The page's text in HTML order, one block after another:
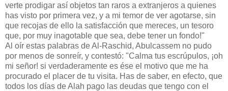
verte prodigar así objetos tan raros a extranjeros a quienes
has visto por primera vez, y a mi temor de ver agotarse, sin
que recojas de ello la satisfacción que mereces, un tesoro
que, por muy inagotable que sea, debe tener un fondo!"
Al oír estas palabras de Al-Raschid, Abulcassem no pudo
por menos de sonreír, y contestó: "Calma tus escrúpulos, ¡oh
mi señor! si verdaderamente es ése el motivo que me ha
procurado el placer de tu visita. Has de saber, en efecto, que
todos los días de Alah pago las deudas que tengo con el